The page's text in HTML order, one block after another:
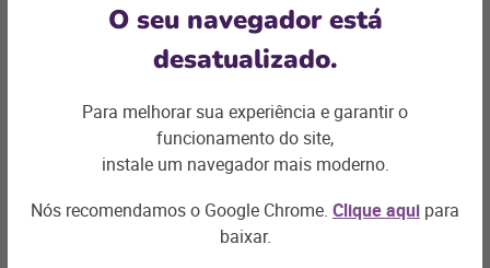
Os novos papéis da vitrine na loja
física do varejo omnichannel
Em meio às transformações do setor, as
vitrines das lojas físicas não perderam
importância: na realidade, elas trazem
novas possibilidades
+ saiba mais
O seu navegador está
desatualizado.
Para melhorar sua experiência e garantir o
funcionamento do site,
instale um navegador mais moderno.
Nós recomendamos o Google Chrome. Clique aqui para
baixar.